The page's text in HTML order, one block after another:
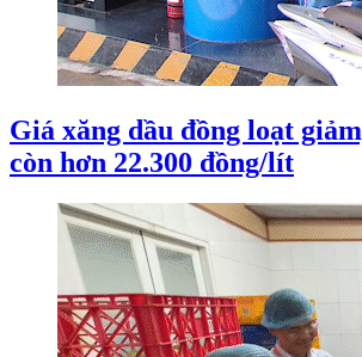
Giá xăng dầu đồng loạt
còn hơn 22.300 đồng/lít